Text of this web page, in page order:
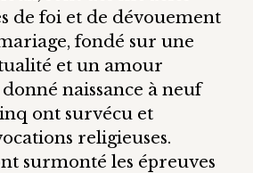
de foi et de dévouement
fondé sur une
et un amour
naissance à neuf
ont survécu et
religieuses.
surmonté les épreuves